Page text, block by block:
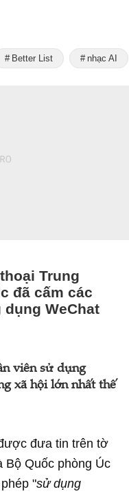
Better List nhạc AI
Trung
đã cấm các
WeChat
viên sử dụng
xã hội lớn nhất thế
đưa tin trên tờ
Bộ Quốc phòng Úc
"sử dụng